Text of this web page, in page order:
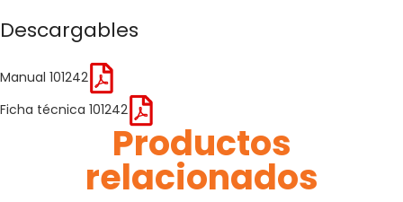
Descargables
Manual 101242
Ficha técnica 101242
Productos
relacionados